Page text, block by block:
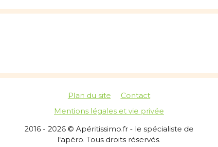
Plan du site
Contact
Mentions légales et vie privée
2016 - 2026 © Apéritissimo.fr - le spécialiste de
l'apéro. Tous droits réservés.